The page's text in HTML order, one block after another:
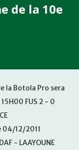
de la 10e
la Botola Pro sera
FUS 2 - 0
04/12/2011
- LAAYOUNE